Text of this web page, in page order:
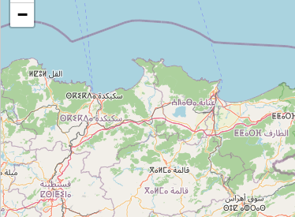
محطة الجمهورية للمترو
Type:apartment
شقة عبدالله
Type: apartment
−